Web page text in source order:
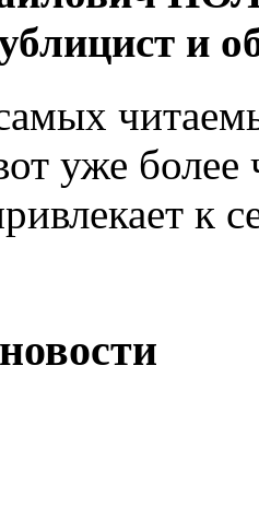
и
уже
к
новости